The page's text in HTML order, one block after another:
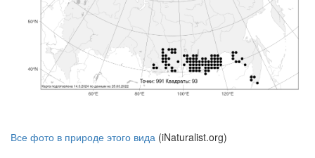
Все фото в природе этого вида (iNaturalist.org)